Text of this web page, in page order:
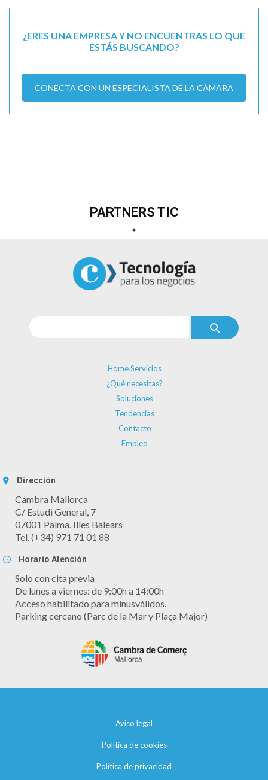
¿ERES UNA EMPRESA Y NO ENCUENTRAS LO QUE
ESTÁS BUSCANDO?
CONECTA CON UN ESPECIALISTA DE LA CÁMARA
PARTNERS TIC
Home Servicios
¿Qué necesitas?
Soluciones
Tendencias
Contacto
Empleo
Dirección
Cambra Mallorca
C/ Estudi General, 7
07001 Palma. Illes Balears
Tel. (+34) 971 71 01 88
Horario Atención
Solo con cita previa
De lunes a viernes: de 9:00h a 14:00h
Acceso habilitado para minusválidos.
Parking cercano (Parc de la Mar y Plaça Major)
Aviso legal
Política de cookies
Política de privacidad